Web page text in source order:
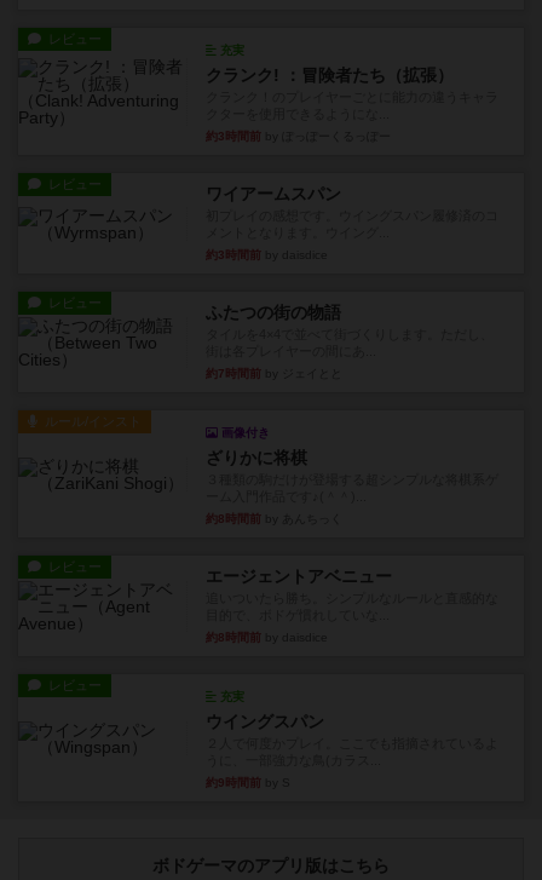
レビュー
充実
クランク! ：冒険者たち（拡張）
約3時間前
レビュー ワイアームスパン
約3時間前
レビュー ふたつの街の物語
約7時間前
ルール/インスト
画像付き
ざりかに将棋
約8時間前
レビュー エージェントアベニュー
約8時間前
レビュー
充実
ウイングスパン
約9時間前
ボドゲーマのアプリ版はこちら